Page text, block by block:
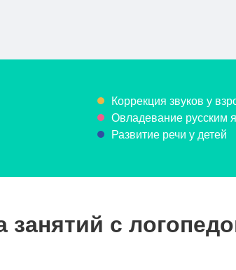
Коррекция звуков у
Овладевание русским
Развитие речи у детей
занятий с